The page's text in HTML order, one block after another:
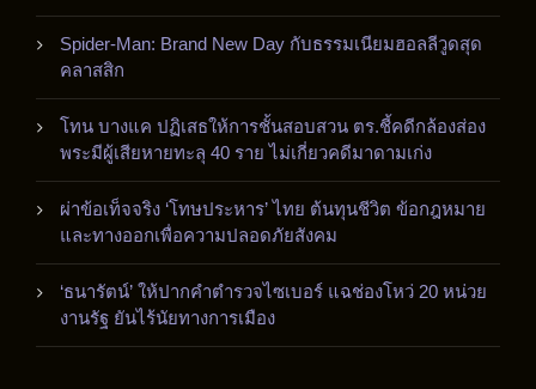
Spider-Man: Brand New Day กับธรรมเนียมฮอลลีวูดสุด
คลาสสิก
โทน บางแค ปฏิเสธให้การชั้นสอบสวน ตร.ชี้คดีกล้องส่อง
พระมีผู้เสียหายทะลุ 40 ราย ไม่เกี่ยวคดีมาดามเก่ง
ผ่าข้อเท็จจริง ‘โทษประหาร’ ไทย ต้นทุนชีวิต ข้อกฎหมาย
และทางออกเพื่อความปลอดภัยสังคม
‘ธนารัตน์’ ให้ปากคำตำรวจไซเบอร์ แฉช่องโหว่ 20 หน่วย
งานรัฐ ยันไร้นัยทางการเมือง